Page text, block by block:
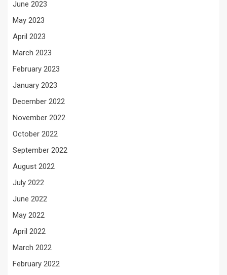
June 2023
May 2023
April 2023
March 2023
February 2023
January 2023
December 2022
November 2022
October 2022
September 2022
August 2022
July 2022
June 2022
May 2022
April 2022
March 2022
February 2022